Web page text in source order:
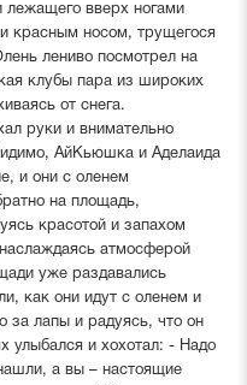
лежащего вверх ногами
красным носом, трущегося
лениво посмотрел на
клубы пара из широких
от снега.
руки и внимательно
АйКьюшка и Аделаида
и они с оленем
на площадь,
красотой и запахом
атмосферой
уже раздавались
как они идут с оленем и
за лапы и радуясь, что он
улыбался и хохотал: - Надо
а вы – настоящие